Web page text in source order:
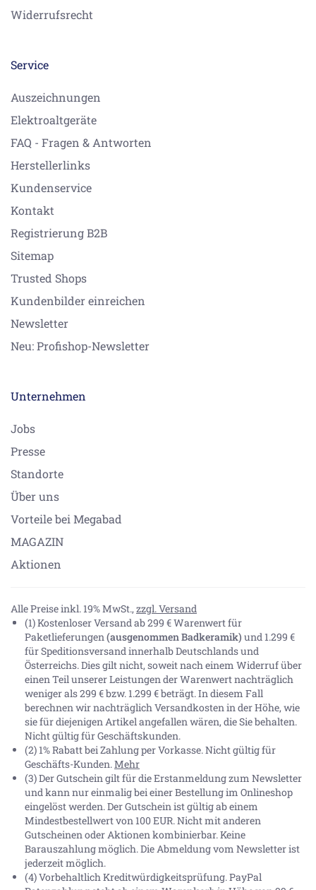
Widerrufsrecht
Service
Auszeichnungen
Elektroaltgeräte
FAQ - Fragen & Antworten
Herstellerlinks
Kundenservice
Kontakt
Registrierung B2B
Sitemap
Trusted Shops
Kundenbilder einreichen
Newsletter
Neu: Profishop-Newsletter
Unternehmen
Jobs
Presse
Standorte
Über uns
Vorteile bei Megabad
MAGAZIN
Aktionen
Alle Preise inkl. 19% MwSt., zzgl. Versand
(1) Kostenloser Versand ab 299 € Warenwert für
Paketlieferungen (ausgenommen Badkeramik) und 1.299 €
für Speditionsversand innerhalb Deutschlands und
Österreichs. Dies gilt nicht, soweit nach einem Widerruf über
einen Teil unserer Leistungen der Warenwert nachträglich
weniger als 299 € bzw. 1.299 € beträgt. In diesem Fall
berechnen wir nachträglich Versandkosten in der Höhe, wie
sie für diejenigen Artikel angefallen wären, die Sie behalten.
Nicht gültig für Geschäftskunden.
(2) 1% Rabatt bei Zahlung per Vorkasse. Nicht gültig für
Geschäfts-Kunden. Mehr
(3) Der Gutschein gilt für die Erstanmeldung zum Newsletter
und kann nur einmalig bei einer Bestellung im Onlineshop
eingelöst werden. Der Gutschein ist gültig ab einem
Mindestbestellwert von 100 EUR. Nicht mit anderen
Gutscheinen oder Aktionen kombinierbar. Keine
Barauszahlung möglich. Die Abmeldung vom Newsletter ist
jederzeit möglich.
(4) Vorbehaltlich Kreditwürdigkeitsprüfung. PayPal